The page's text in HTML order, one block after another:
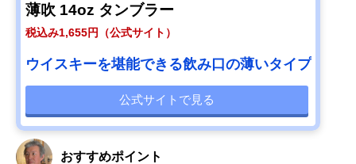
薄吹 14oz タンブラー
税込み1,655円（公式サイト）
ウイスキーを堪能できる飲み口の薄いタイプ
公式サイトで見る
おすすめポイント